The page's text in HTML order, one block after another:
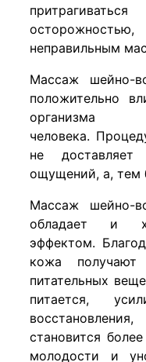
неправильным
Массаж шейно-
положительно
человека.
не доставляет
ощущений, а, тем
Массаж шейно-
обладает и
эффектом.
кожа получают
питательных
питается,
становится
молодости и